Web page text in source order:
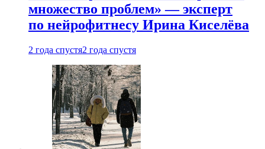
множество проблем» — эксперт
по нейрофитнесу Ирина Киселёва
2 года спустя2 года спустя